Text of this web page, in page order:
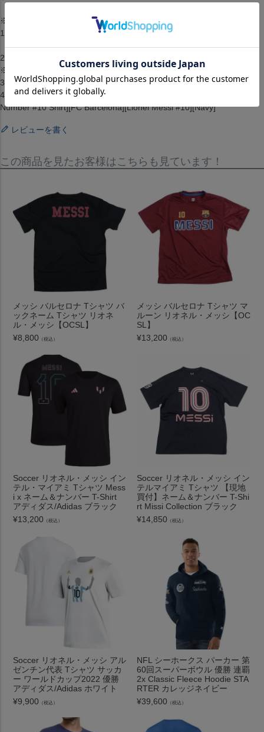
※予約注文規約-必ずお読みください※
1.2点以上のお買い上げの場合準備ができた商品から順に発送します。
（配送料・手数料は初回発送分のみご請求）
2.入荷時期は1ヶ月から2ヶ月を予定しています。
※入荷は遅れることがございます。
3.メーカーが在庫を確保できず、キャンセルとなる場合がございます。
4.仕様が変更される場合もございます。[Tシャツ][トップス][Athletic
Number #10 Shirt][FC Barcelona][Lionel Messi #10][Navy]
レビューを書く
この商品を見たお客様はこちらも見ています！
メッシ バルセロナ Tシャツ バ
ックネーム Tシャツ リオネ
ル・メッシ【OCSL】
¥8,800 （税込）
メッシ バルセロナ Tシャツ マ
ルーン リオネル・メッシ【OC
SL】
¥13,200 （税込）
Soccer リオネル・メッシ イン
テル・マイアミ Tシャツ Mess
i x ネーム＆ナンバー T-Shirt
アディダス/Adidas ブラック
¥13,200 （税込）
Soccer リオネル・メッシ イン
テルマイアミ Tシャツ 【現地
買付】ネーム＆ナンバー T-Shi
rt Missi Collection ブラック
¥14,850 （税込）
Soccer リオネル・メッシ アル
ゼンチン代表 Tシャツ サッカ
ー ワールドカップ2022 優勝
アディダス/Adidas ホワイト
¥9,900 （税込）
NFL シーホークス パーカー 第
60回スーパーボウル 優勝 連覇
2x Classic Fleece Hoodie STA
RTER カレッジネイビー
¥39,600 （税込）